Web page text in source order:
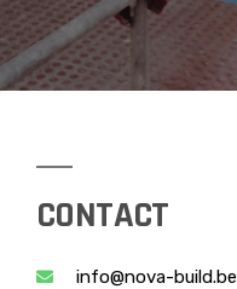
CONTACT
info@nova-build.be